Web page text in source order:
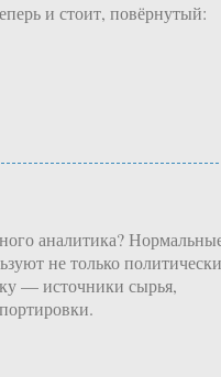
и стоит, повёрнутый:
аналитика?
не только
— источники сырья,